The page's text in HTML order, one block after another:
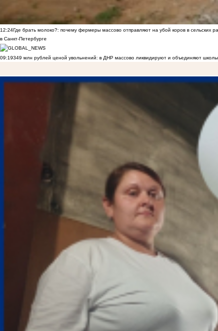
12:24Где брать молоко?: почему фермеры массово отправляют на убой коров в сельских
в Санкт-Петербурге
09:19349 млн рублей ценой увольнений: в ДНР массово ликвидируют и объединяют